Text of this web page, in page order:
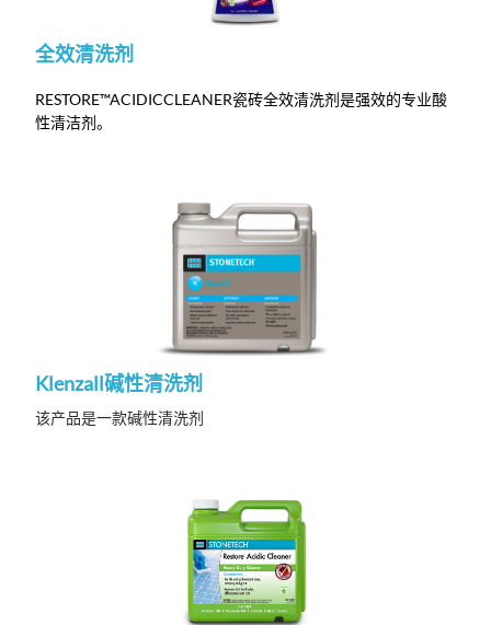
全效清洗剂
RESTORE™ACIDICCLEANER瓷砖全效清洗剂是强效的专业酸
性清洁剂。
Klenzall碱性清洗剂
该产品是一款碱性清洗剂